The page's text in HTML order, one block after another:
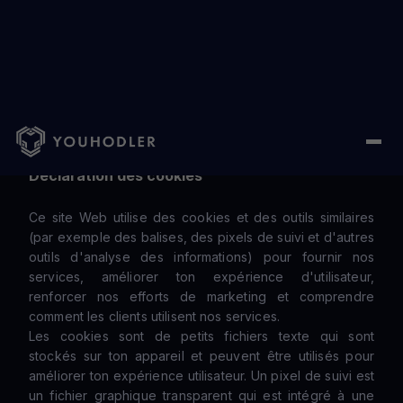
Déclaration des cookies
Ce site Web utilise des cookies et des outils similaires
(par exemple des balises, des pixels de suivi et d'autres
outils d'analyse des informations) pour fournir nos
services, améliorer ton expérience d'utilisateur,
renforcer nos efforts de marketing et comprendre
comment les clients utilisent nos services.
Les cookies sont de petits fichiers texte qui sont
stockés sur ton appareil et peuvent être utilisés pour
améliorer ton expérience utilisateur. Un pixel de suivi est
un fichier graphique transparent qui est intégré à une